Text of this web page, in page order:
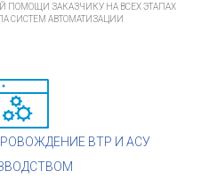
ПОМОЩИ ЗАКАЗЧИКУ НА ВСЕХ ЭТАПАХ
СИСТЕМ АВТОМАТИЗАЦИИ
ВТР И АСУ